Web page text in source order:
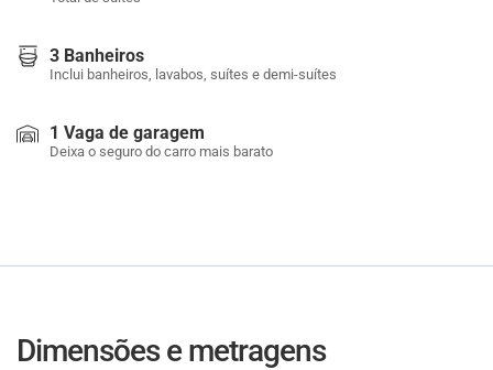
3 Banheiros
Inclui banheiros, lavabos, suítes e demi-suítes
1 Vaga de garagem
Deixa o seguro do carro mais barato
Dimensões e metragens